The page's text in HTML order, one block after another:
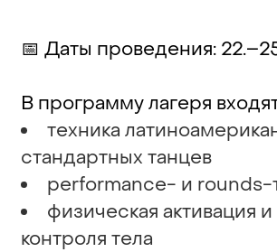
📅 Даты проведения:
В программу лагеря
техника
стандартных танцев
performance- и rounds-
физическая активация
контроля тела